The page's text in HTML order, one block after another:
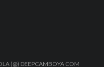
(@) DEEPCAMBOYA COM